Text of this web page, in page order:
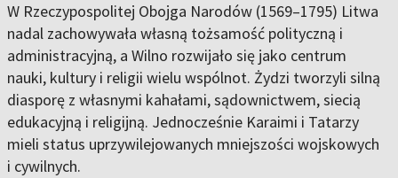
W Rzeczypospolitej Obojga Narodów (1569–1795) Litwa
nadal zachowywała własną tożsamość polityczną i
administracyjną, a Wilno rozwijało się jako centrum
nauki, kultury i religii wielu wspólnot. Żydzi tworzyli silną
diasporę z własnymi kahałami, sądownictwem, siecią
edukacyjną i religijną. Jednocześnie Karaimi i Tatarzy
mieli status uprzywilejowanych mniejszości wojskowych
i cywilnych.